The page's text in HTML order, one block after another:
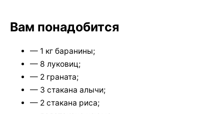
Вам понадобится
— 1 кг баранины;
— 8 луковиц;
— 2 граната;
— 3 стакана алычи;
— 2 стакана риса;